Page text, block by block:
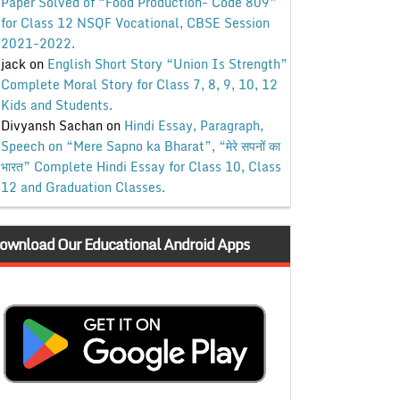
for Class 12 NSQF Vocational, CBSE Session
2021-2022.
jackon English Short Story “Union Is Strength”
Complete Moral Story for Class 7, 8, 9, 10, 12
Kids and Students.
Divyansh Sachanon Hindi Essay, Paragraph,
Speech on “Mere Sapno ka Bharat”, “मेरे सपनों का
भारत” Complete Hindi Essay for Class 10, Class
12 and Graduation Classes.
Our Educational Android Apps